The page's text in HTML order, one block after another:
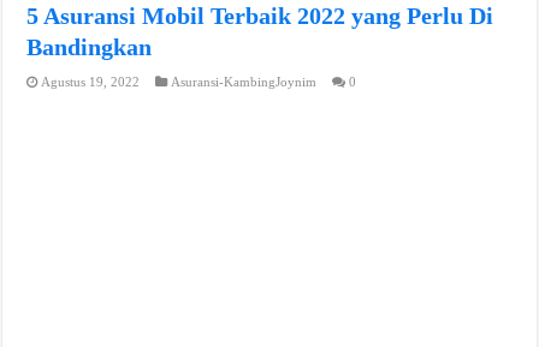
5 Asuransi Mobil Terbaik 2022 yang Perlu Di
Bandingkan
Agustus 19, 2022 Asuransi-KambingJoynim 0